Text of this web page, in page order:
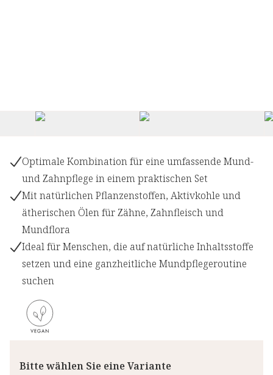
Optimale Kombination für eine umfassende Mund-
und Zahnpflege in einem praktischen Set
Mit natürlichen Pflanzenstoffen, Aktivkohle und
ätherischen Ölen für Zähne, Zahnfleisch und
Mundflora
Ideal für Menschen, die auf natürliche Inhaltsstoffe
setzen und eine ganzheitliche Mundpflegeroutine
suchen
Bitte wählen Sie eine Variante